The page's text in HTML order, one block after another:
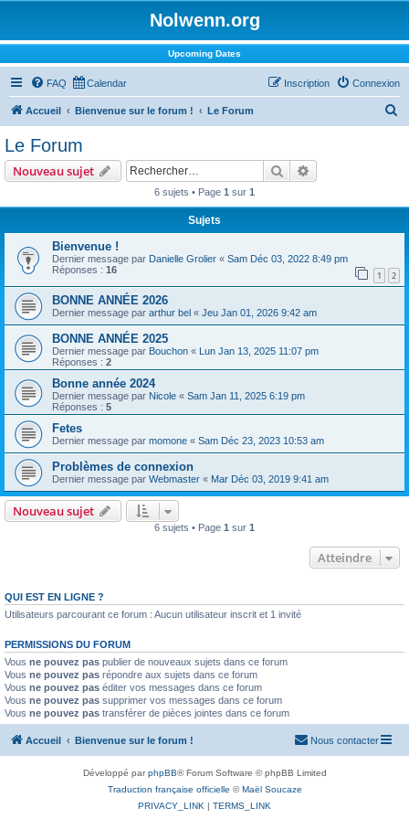
Nolwenn.org
Upcoming Dates
FAQ Calendar Connexion
Inscription
Accueil Bienvenue sur le forum ! Le Forum
e
Le Forum
Nouveau sujet Rechercher
6 sujets • Page 1 sur 1
Sujets
Bienvenue !
Dernier message par Danielle Grolier « Sam Déc 03, 2022 8:49 pm
Réponses : 16 1 2
BONNE ANNÉE 2026
Dernier message par arthur bel « Jeu Jan 01, 2026 9:42 am
BONNE ANNÉE 2025
Dernier message par Bouchon « Lun Jan 13, 2025 11:07 pm
Réponses : 2
Bonne année 2024
Dernier message par Nicole « Sam Jan 11, 2025 6:19 pm
Réponses : 5
Fetes
Dernier message par momone « Sam Déc 23, 2023 10:53 am
Problèmes de connexion
Dernier message par Webmaster « Mar Déc 03, 2019 9:41 am
Nouveau sujet
6 sujets • Page 1 sur 1
Atteindre
QUI EST EN LIGNE ?
Utilisateurs parcourant ce forum : Aucun utilisateur inscrit et 1 invité
PERMISSIONS DU FORUM
Vous ne pouvez pas publier de nouveaux sujets dans ce forum
Vous ne pouvez pas répondre aux sujets dans ce forum
Vous ne pouvez pas éditer vos messages dans ce forum
Vous ne pouvez pas supprimer vos messages dans ce forum
Vous ne pouvez pas transférer de pièces jointes dans ce forum
Accueil Bienvenue sur le forum ! Nous contacter
Développé parphpBB® Forum Software © phpBB Limited
Traduction française officielle ©Maël Soucaze
PRIVACY_LINK | TERMS_LINK